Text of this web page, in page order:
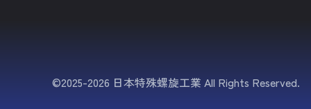
©2025-2026 日本特殊螺旋工業 All Rights Reserved.